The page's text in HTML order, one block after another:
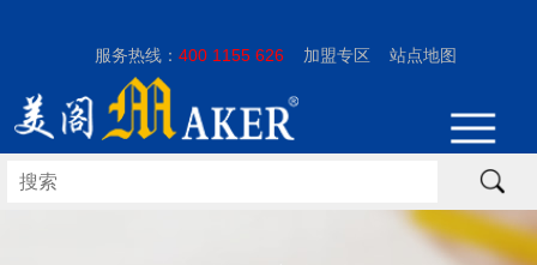
服务热线：400 1155 626 加盟专区 站点地图